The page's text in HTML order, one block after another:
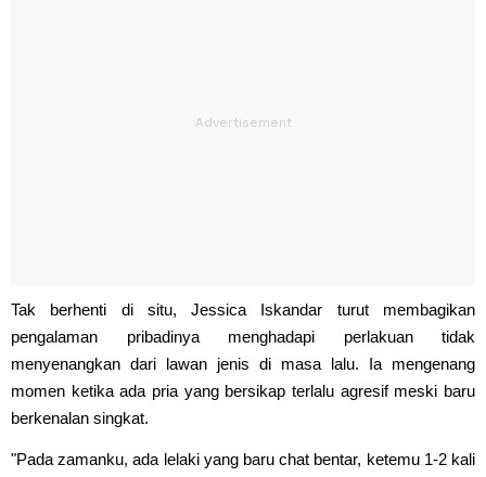
Tak berhenti di situ, Jessica Iskandar turut membagikan
pengalaman pribadinya menghadapi perlakuan tidak
menyenangkan dari lawan jenis di masa lalu. Ia mengenang
momen ketika ada pria yang bersikap terlalu agresif meski baru
berkenalan singkat.
"Pada zamanku, ada lelaki yang baru chat bentar, ketemu 1-2 kali